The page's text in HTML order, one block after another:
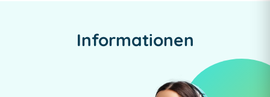
Informationen